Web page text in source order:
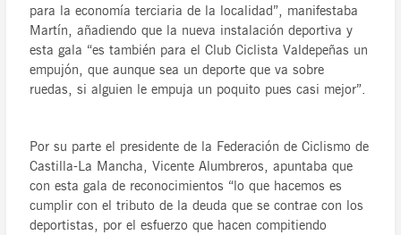
para la economía terciaria de la localidad”, manifestaba
Martín, añadiendo que la nueva instalación deportiva y
esta gala “es también para el Club Ciclista Valdepeñas un
empujón, que aunque sea un deporte que va sobre
ruedas, si alguien le empuja un poquito pues casi mejor”.
Por su parte el presidente de la Federación de Ciclismo de
Castilla-La Mancha, Vicente Alumbreros, apuntaba que
con esta gala de reconocimientos “lo que hacemos es
cumplir con el tributo de la deuda que se contrae con los
deportistas, por el esfuerzo que hacen compitiendo